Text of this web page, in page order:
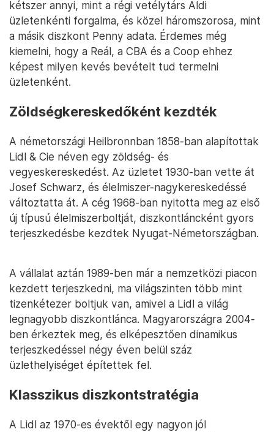
kétszer annyi, mint a régi vetélytárs Aldi
üzletenkénti forgalma, és közel háromszorosa, mint
a másik diszkont Penny adata. Érdemes még
kiemelni, hogy a Reál, a CBA és a Coop ehhez
képest milyen kevés bevételt tud termelni
üzletenként.
Zöldségkereskedőként kezdték
A németországi Heilbronnban 1858-ban alapítottak
Lidl & Cie néven egy zöldség- és
vegyeskereskedést. Az üzletet 1930-ban vette át
Josef Schwarz, és élelmiszer-nagykereskedéssé
változtatta át. A cég 1968-ban nyitotta meg az első
új típusú élelmiszerboltját, diszkontláncként gyors
terjeszkedésbe kezdtek Nyugat-Németországban.
A vállalat aztán 1989-ben már a nemzetközi piacon
kezdett terjeszkedni, ma világszinten több mint
tizenkétezer boltjuk van, amivel a Lidl a világ
legnagyobb diszkontlánca. Magyarországra 2004-
ben érkeztek meg, és elképesztően dinamikus
terjeszkedéssel négy éven belül száz
üzlethelyiséget építettek fel.
Klasszikus diszkontstratégia
A Lidl az 1970-es évektől egy nagyon jól